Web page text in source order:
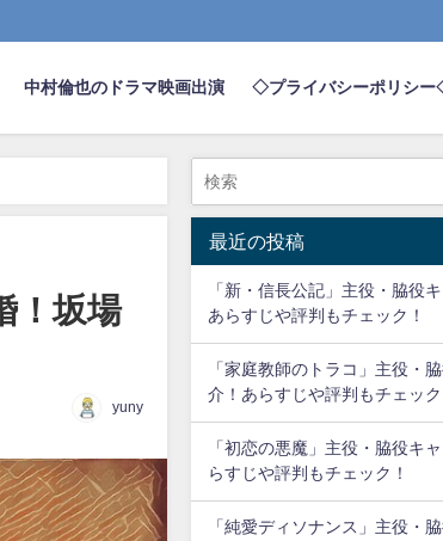
中村倫也のドラマ映画出演 ◇プライバシーポリシ
！坂場
yuny
最近の投稿
「新・信長公記」主役・脇役
あらすじや評判もチェック！
「家庭教師のトラコ」主役・
介！あらすじや評判もチェック
「初恋の悪魔」主役・脇役キ
らすじや評判もチェック！
「純愛ディソナンス」主役・